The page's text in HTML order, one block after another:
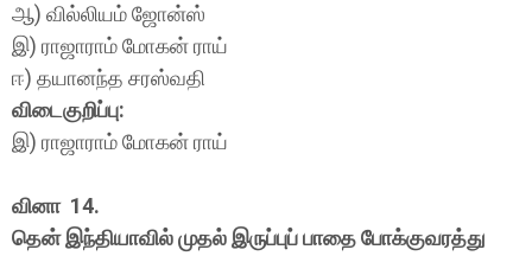
ஆ) வில்லியம் ஜோன்ஸ்
இ) ராஜாராம் மோகன் ராய்
ஈ) தயானந்த சரஸ்வதி
விடைகுறிப்பு:
இ) ராஜாராம் மோகன் ராய்
வினா 14.
தென் இந்தியாவில் முதல் இருப்புப் பாதை போக்குவரத்து